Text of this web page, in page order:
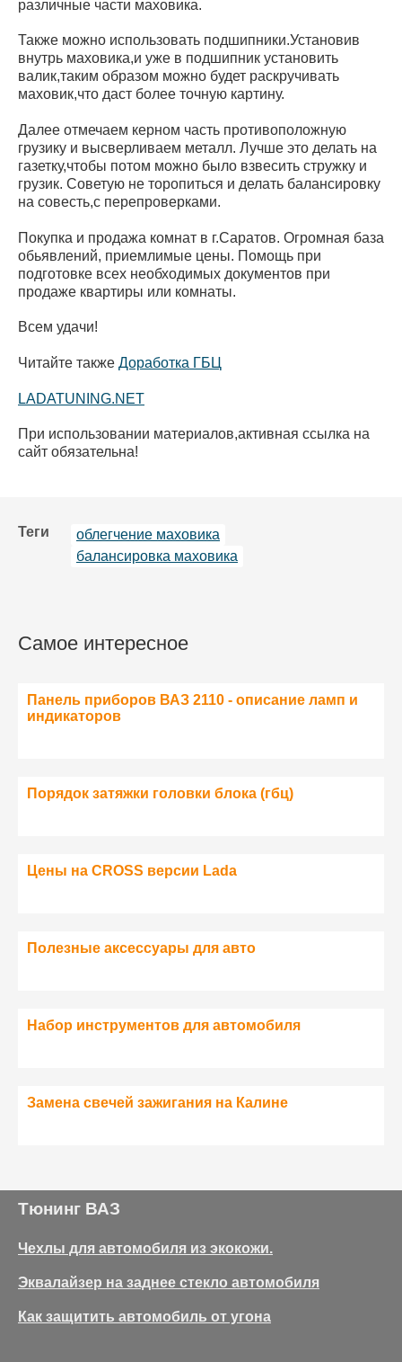
различные части маховика.
Также можно использовать подшипники.Установив
внутрь маховика,и уже в подшипник установить
валик,таким образом можно будет раскручивать
маховик,что даст более точную картину.
Далее отмечаем керном часть противоположную
грузику и высверливаем металл. Лучше это делать на
газетку,чтобы потом можно было взвесить стружку и
грузик. Советую не торопиться и делать балансировку
на совесть,с перепроверками.
Покупка и продажа комнат в г.Саратов. Огромная база
обьявлений, приемлимые цены. Помощь при
подготовке всех необходимых документов при
продаже квартиры или комнаты.
Всем удачи!
Читайте также Доработка ГБЦ
LADATUNING.NET
При использовании материалов,активная ссылка на
сайт обязательна!
Теги
облегчение маховика
балансировка маховика
Самое интересное
Панель приборов ВАЗ 2110 - описание ламп и
индикаторов
Порядок затяжки головки блока (гбц)
Цены на CROSS версии Lada
Полезные аксессуары для авто
Набор инструментов для автомобиля
Замена свечей зажигания на Калине
Тюнинг ВАЗ
Чехлы для автомобиля из экокожи.
Эквалайзер на заднее стекло автомобиля
Как защитить автомобиль от угона